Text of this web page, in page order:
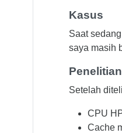
Kasus
Saat
saya masih
Setelah
CPU
Cache